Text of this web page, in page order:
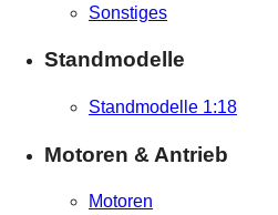
Sonstiges
Standmodelle
Standmodelle 1:18
Motoren & Antrieb
Motoren